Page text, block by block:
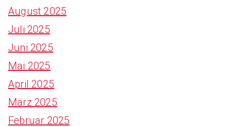
August 2025
Juli 2025
Juni 2025
Mai 2025
April 2025
März 2025
Februar 2025